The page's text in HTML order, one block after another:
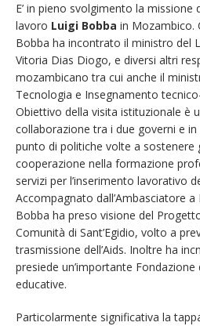
E’ in pieno svolgimento la
lavoro Luigi Bobba in Mozambico.
Bobba ha incontrato il ministro del
Vitoria Dias Diogo, e diversi altri
mozambicano tra cui anche il
Tecnologia e Insegnamento
Obiettivo della visita istituzionale è
collaborazione tra i due governi e
punto di politiche volte a sostenere
cooperazione nella formazione
servizi per l’inserimento lavorativo
Accompagnato dall’Ambasciatore
Bobba ha preso visione del
Comunità di Sant’Egidio, volto a
trasmissione dell’Aids. Inoltre ha
presiede un’importante
educative.
Particolarmente significativa la